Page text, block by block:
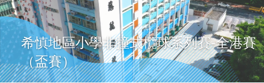
希慎地區小學非撞式欖球系列賽-全港賽
（盃賽）